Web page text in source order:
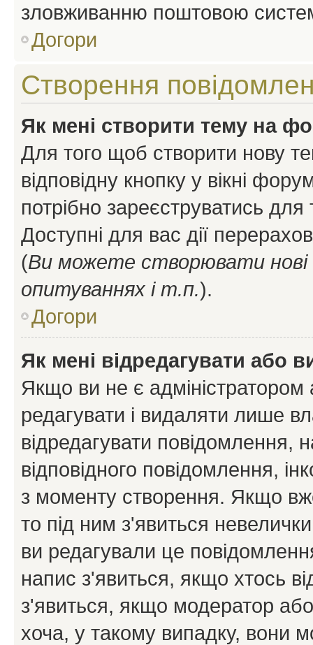
зловживанню поштовою
Догори
Створення
Як мені створити тему на
Для того щоб створити нову
відповідну кнопку у вікні
потрібно зареєструватись
Доступні для вас дії
(Ви можете створювати
опитуваннях і т.п.).
Догори
Як мені відредагувати або
Якщо ви не є
редагувати і видаляти лише
відредагувати повідомлення,
відповідного повідомлення,
з моменту створення. Якщо
то під ним з'явиться
ви редагували це
напис з'явиться, якщо хтось
з'явиться, якщо модератор
хоча, у такому випадку, вони